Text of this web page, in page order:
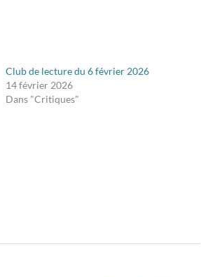
Club de lecture du 6 février 2026
14 février 2026
Dans "Critiques"